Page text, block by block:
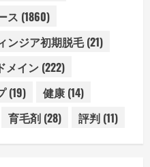
ス (1860)
ンジア初期脱毛(21)
メイン (222)
(19) 健康 (14)
育毛剤 (28) 評判 (11)